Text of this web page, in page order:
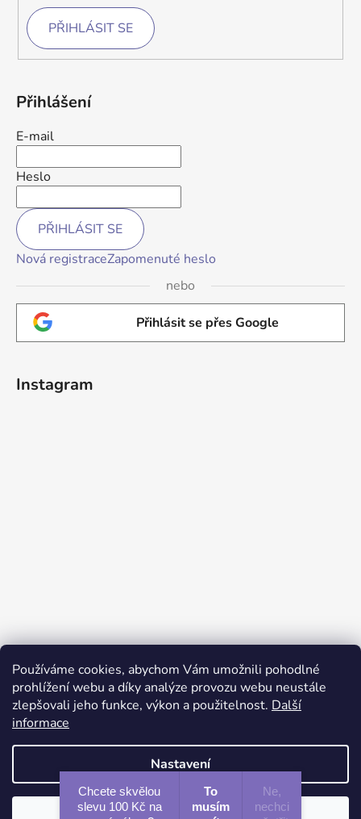
Používáme cookies, abychom Vám umožnili pohodlné
prohlížení webu a díky analýze provozu webu neustále
zlepšovali jeho funkce, výkon a použitelnost. Další
informace
Nastavení
PŘIHLÁSIT SE
Přihlášení
E-mail
Heslo
PŘIHLÁSIT SE
Nová registraceZapomenuté heslo
nebo
Přihlásit se přes Google
Instagram
Sledovat na Instagramu
Facebook Instagram
Chcete skvělou
slevu 100 Kč na
To
musím
Ne,
nechci